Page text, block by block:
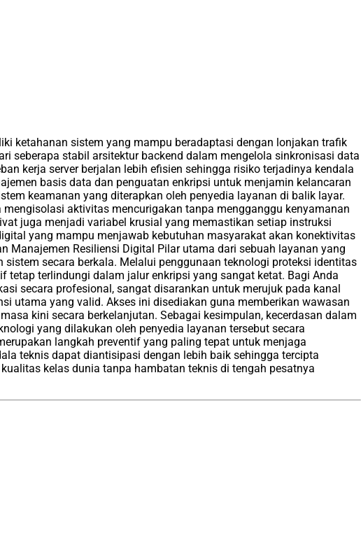
ketahanan sistem yang mampu beradaptasi dengan lonjakan trafik
seberapa stabil arsitektur backend dalam mengelola sinkronisasi data
kerja server berjalan lebih efisien sehingga risiko terjadinya kendala
basis data dan penguatan enkripsi untuk menjamin kelancaran
keamanan yang diterapkan oleh penyedia layanan di balik layar.
aktivitas mencurigakan tanpa mengganggu kenyamanan
juga menjadi variabel krusial yang memastikan setiap instruksi
yang mampu menjawab kebutuhan masyarakat akan konektivitas
Manajemen Resiliensi Digital Pilar utama dari sebuah layanan yang
secara berkala. Melalui penggunaan teknologi proteksi identitas
terlindungi dalam jalur enkripsi yang sangat ketat. Bagi Anda
secara profesional, sangat disarankan untuk merujuk pada kanal
utama yang valid. Akses ini disediakan guna memberikan wawasan
kini secara berkelanjutan. Sebagai kesimpulan, kecerdasan dalam
yang dilakukan oleh penyedia layanan tersebut secara
langkah preventif yang paling tepat untuk menjaga
teknis dapat diantisipasi dengan lebih baik sehingga tercipta
kelas dunia tanpa hambatan teknis di tengah pesatnya